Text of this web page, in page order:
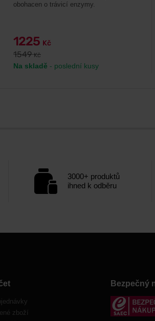
obohacen o trávicí enzymy.
1225 Kč
1549Kč
Na skladě - poslední kusy
3000+ produktů
ihned k odběru
zboží
Bezpečný